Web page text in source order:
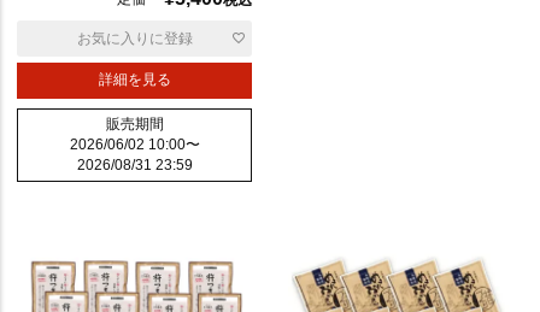
詳細を見る
お気に入りに登録
販売期間
2026/06/02 10:00〜
2026/08/31 23:59